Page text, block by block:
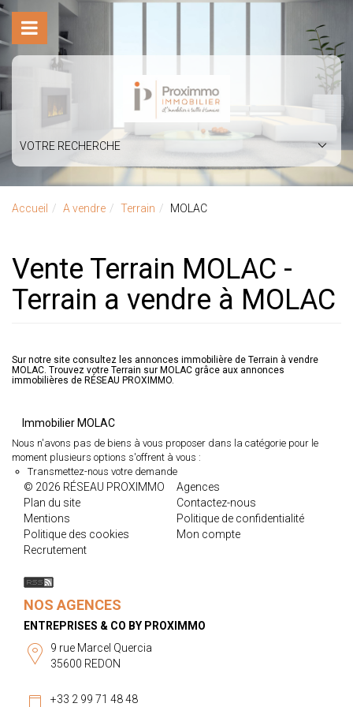
VOTRE RECHERCHE
Accueil A vendre Terrain MOLAC
Vente Terrain MOLAC -
Terrain a vendre à MOLAC
Sur notre site consultez les annonces immobilière de Terrain à vendre
MOLAC. Trouvez votre Terrain sur MOLAC grâce aux annonces
immobilières de RÉSEAU PROXIMMO.
Immobilier MOLAC
Nous n'avons pas de biens à vous proposer dans la catégorie pour le
moment plusieurs options s'offrent à vous :
Transmettez-nous votre demande
© 2026 RÉSEAU PROXIMMO
Agences
Plan du site
Contactez-nous
Mentions
Politique de confidentialité
Politique des cookies
Mon compte
Recrutement
NOS AGENCES
ENTREPRISES & CO BY PROXIMMO
9 rue Marcel Quercia
35600 REDON
+33 2 99 71 48 48